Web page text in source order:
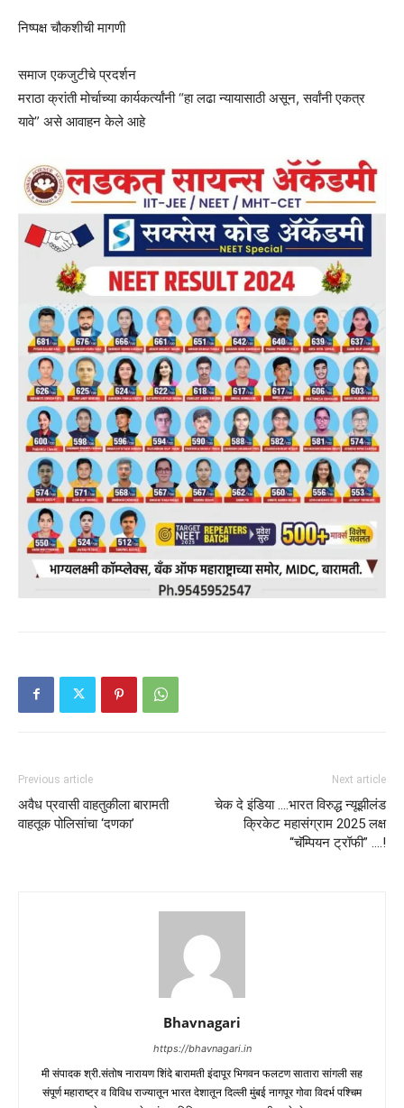
निष्पक्ष चौकशीची मागणी
समाज एकजुटीचे प्रदर्शन
मराठा क्रांती मोर्चाच्या कार्यकर्त्यांनी “हा लढा न्यायासाठी असून, सर्वांनी एकत्र
यावे” असे आवाहन केले आहे
Previous article
अवैध प्रवासी वाहतुकीला बारामती
वाहतूक पोलिसांचा ‘दणका’
Next article
चेक दे इंडिया ….भारत विरुद्ध न्यूझीलंड
क्रिकेट महासंग्राम 2025 लक्ष
“चॅम्पियन ट्रॉफी” ….!
Bhavnagari
https://bhavnagari.in
मी संपादक श्री.संतोष नारायण शिंदे बारामती इंदापूर भिगवन फलटण सातारा सांगली सह
संपूर्ण महाराष्ट्र व विविध राज्यातून भारत देशातून दिल्ली मुंबई नागपूर गोवा विदर्भ पश्चिम